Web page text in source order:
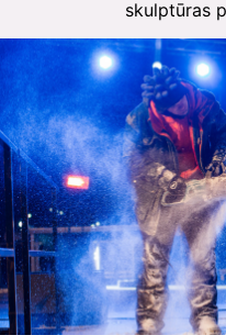
skulptūras